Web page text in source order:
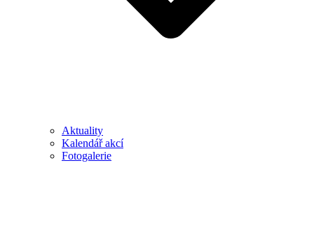
Aktuality
Kalendář akcí
Fotogalerie